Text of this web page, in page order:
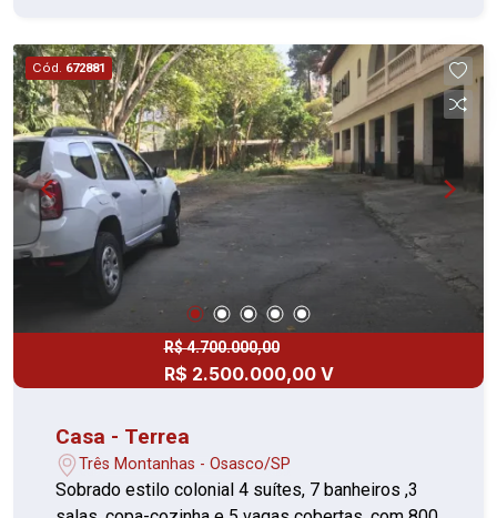
Cód. 672881
R$ 4.700.000,00
R$ 2.500.000,00 V
Casa - Terrea
Três Montanhas - Osasco/SP
Sobrado estilo colonial 4 suítes, 7 banheiros ,3